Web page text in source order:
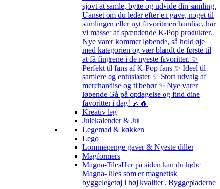
sjovt at samle, bytte og udvide din samling.
Uanset om du leder efter en gave, noget til
samlingen eller nyt favoritmerchandise, har
vi masser af spændende K-Pop produkter.
Nye varer kommer løbende, så hold øje
med kategorien og vær blandt de første til
at få fingrene i de nyeste favoritter. ✨
Perfekt til fans af K-Pop fans ✨ Ideel til
samlere og entusiaster ✨ Stort udvalg af
merchandise og tilbehør ✨ Nye varer
løbende Gå på opdagelse og find dine
favoritter i dag! 🎶🔥
Kreativ leg
Julekalender & Jul
Legemad & køkken
Lego
Lommepenge gaver & Nyeste diller
Magformers
Magna-TilesHer på siden kan du købe
Magna-Tiles som er magnetisk
byggelegetøj i høj kvalitet . Byggepladerne